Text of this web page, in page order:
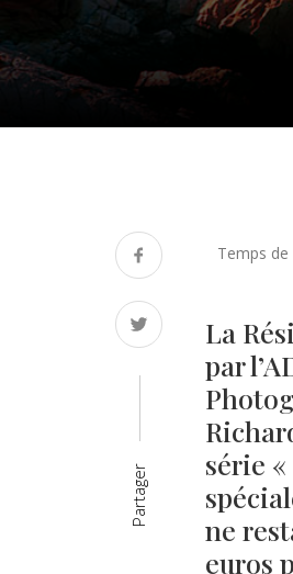
Partager
La
par
série
ne
euros